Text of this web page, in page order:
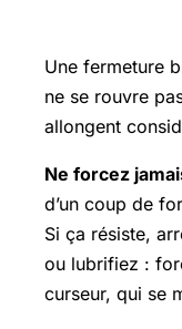
Une fermeture
ne se rouvre
allongent
Ne forcez
d’un coup de
Si ça résiste,
ou lubrifiez :
curseur, qui se